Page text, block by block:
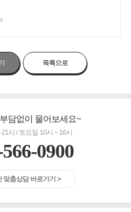
목록으로
담없이 물어보세요~
시 / 토요일 10시 ~ 16시
0900
맞춤상담 바로가기 >